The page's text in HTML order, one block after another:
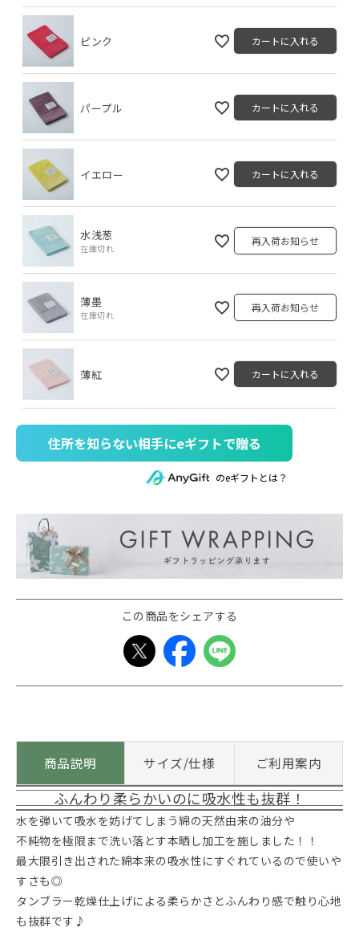
ピンク カートに入れる
パープル カートに入れる
イエロー カートに入れる
水浅葱
在庫切れ
再入荷お知らせ
薄墨
在庫切れ
再入荷お知らせ
薄紅 カートに入れる
住所を知らない相手にeギフトで贈る
のeギフトとは？
この商品をシェアする
商品説明 サイズ/仕様 ご利用案内
ふんわり柔らかいのに吸水性も抜群！
水を弾いて吸水を妨げてしまう綿の天然由来の油分や
不純物を極限まで洗い落とす本晒し加工を施しました！！
最大限引き出された綿本来の吸水性にすぐれているので使いや
すさも◎
タンブラー乾燥仕上げによる柔らかさとふんわり感で触り心地
も抜群です♪